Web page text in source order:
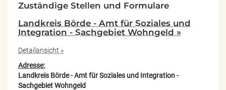
Zuständige Stellen und Formulare
Landkreis Börde - Amt für Soziales und
Integration - Sachgebiet Wohngeld »
Detailansicht »
Adresse:
Landkreis Börde - Amt für Soziales und Integration -
Sachgebiet Wohngeld